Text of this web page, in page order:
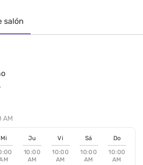
salón
AM
Mi
Ju
10:00
AM
Vi
10:00
AM
Sá
10:00
AM
Do
10:00
AM